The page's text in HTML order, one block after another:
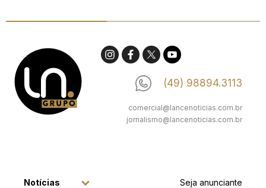
(49) 98894.3113
comercial@lancenoticias.com.br
jornalismo@lancenoticias.com.br
Notícias Seja anunciante